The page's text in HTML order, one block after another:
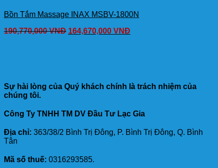
Bồn Tắm Massage INAX MSBV-1800N
190,770,000VNĐ 164,670,000 VNĐ
Sự hài lòng của Quý khách chính là trách nhiệm của
chúng tôi.
Công Ty TNHH TM DV Đầu Tư Lạc Gia
Địa chỉ: 363/38/2 Bình Trị Đông, P. Bình Trị Đông, Q. Bình
Tân
Mã số thuế: 0316293585.